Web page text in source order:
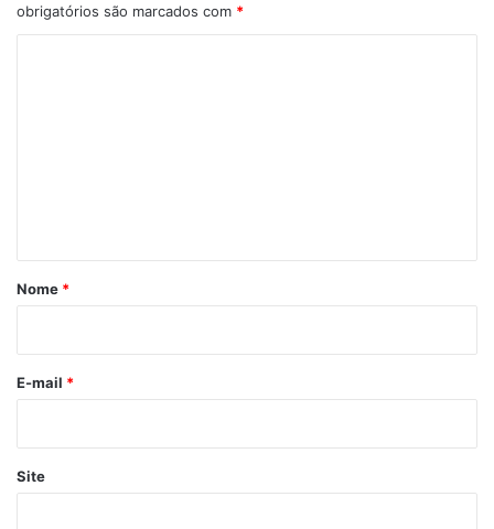
obrigatórios são marcados com *
r
*
Nome *
E-mail *
Site